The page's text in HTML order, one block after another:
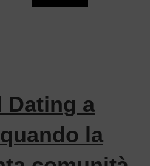
per tutti.
Dating a
la